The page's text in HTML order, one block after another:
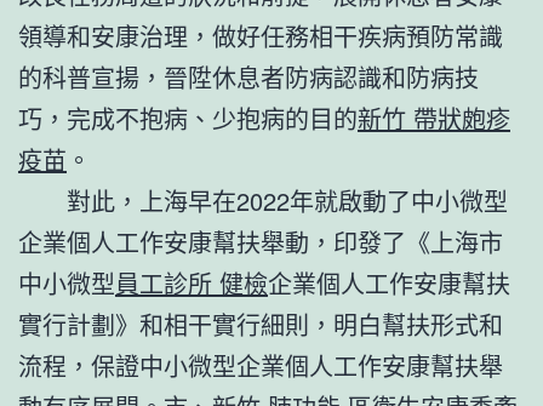
領導和安康治理，做好任務相干疾病預防常識
的科普宣揚，晉陞休息者防病認識和防病技
巧，完成不抱病、少抱病的目的新竹 帶狀皰疹
疫苗 。
對此，上海早在2022年就啟動了中小微型
企業個人工作安康幫扶舉動，印發了《上海市
中小微型員工診所 健檢企業個人工作安康幫扶
實行計劃》和相干實行細則，明白幫扶形式和
流程，保證中小微型企業個人工作安康幫扶舉